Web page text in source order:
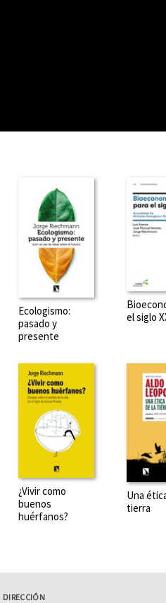
Ecologismo:
pasado y
presente
el siglo
¿Vivir como
buenos
huérfanos?
Una
tierra
DIRECCIÓN